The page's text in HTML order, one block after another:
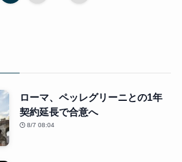
ローマ、ペッレグリーニとの1年
契約延長で合意へ
8/7 08:04